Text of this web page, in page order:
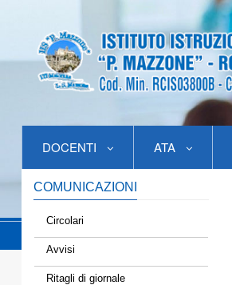
DOCENTI ATA
COMUNICAZIONI
Circolari
Avvisi
Ritagli di giornale